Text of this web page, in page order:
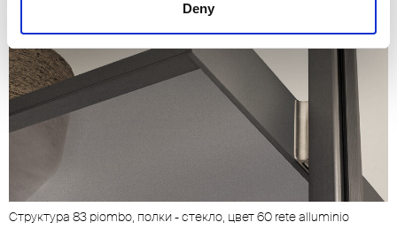
Deny
Cтруктура 83 piombo, полки - стекло, цвет 60 rete alluminio